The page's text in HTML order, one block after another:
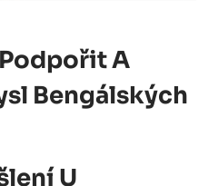
A
Bengálských
U